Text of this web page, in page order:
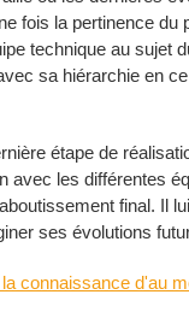
fois la pertinence du
technique au sujet
sa hiérarchie en
étape de
avec les différentes
final. Il
ses évolutions
connaissance d'au